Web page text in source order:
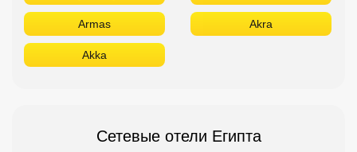
Armas Akra
Akka
Сетевые отели Египта